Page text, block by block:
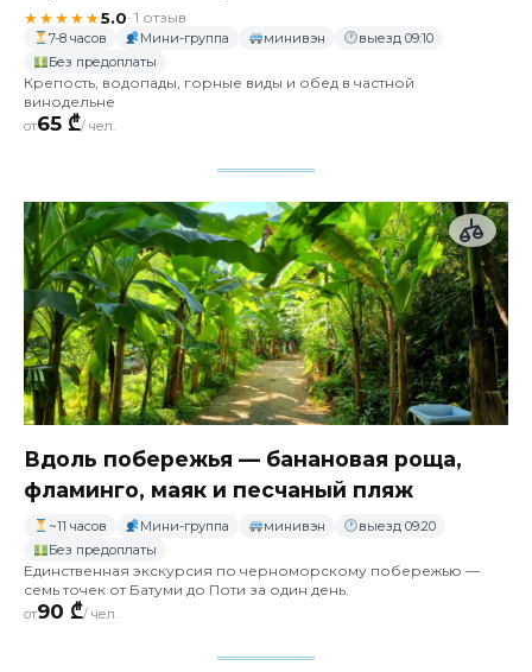
★★★★★5.0· 1 отзыв
7-8 часов Мини-группа минивэн
выезд 09:10
Без предоплаты
Крепость, водопады, горные виды и обед в частной
винодельне
от65 ₾/ чел.
Вдоль побережья — банановая роща,
фламинго, маяк и песчаный пляж
~11 часов Мини-группа минивэн
выезд 09.20
Без предоплаты
Единственная экскурсия по черноморскому побережью —
семь точек от Батуми до Поти за один день.
от90 ₾/ чел.